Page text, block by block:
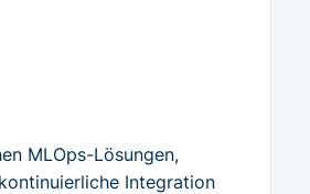
MLOps-Lösungen,
Integration